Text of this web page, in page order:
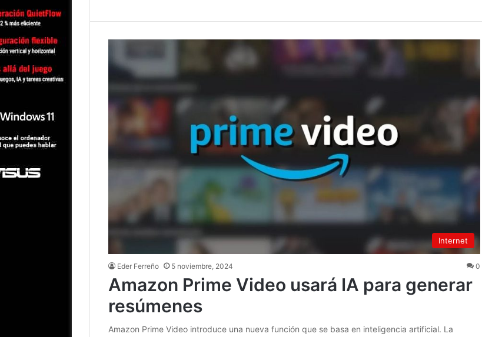
Internet
Eder Ferreño 5 noviembre, 2024 0
Amazon Prime Video usará IA para generar
resúmenes
Amazon Prime Video introduce una nueva función que se basa en inteligencia artificial. La